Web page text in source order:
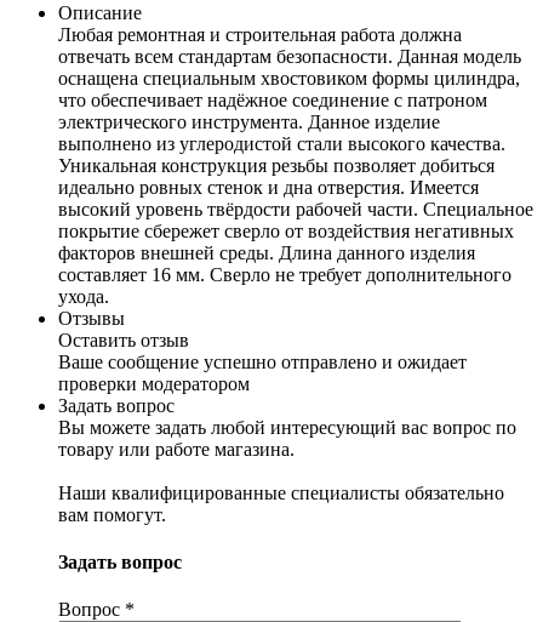
Описание
Любая ремонтная и строительная работа должна
отвечать всем стандартам безопасности. Данная модель
оснащена специальным хвостовиком формы цилиндра,
что обеспечивает надёжное соединение с патроном
электрического инструмента. Данное изделие
выполнено из углеродистой стали высокого качества.
Уникальная конструкция резьбы позволяет добиться
идеально ровных стенок и дна отверстия. Имеется
высокий уровень твёрдости рабочей части. Специальное
покрытие сбережет сверло от воздействия негативных
факторов внешней среды. Длина данного изделия
составляет 16 мм. Сверло не требует дополнительного
ухода.
Отзывы
Оставить отзыв
Ваше сообщение успешно отправлено и ожидает
проверки модератором
Задать вопрос
Вы можете задать любой интересующий вас вопрос по
товару или работе магазина.
Наши квалифицированные специалисты обязательно
вам помогут.
Задать вопрос
Вопрос *